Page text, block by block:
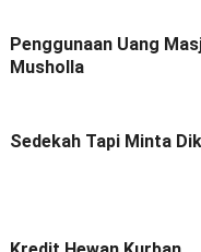
Penggunaan Uang
Musholla
Sedekah Tapi Minta